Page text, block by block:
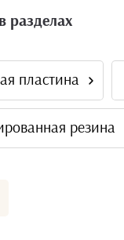
разделах
пластина
резина